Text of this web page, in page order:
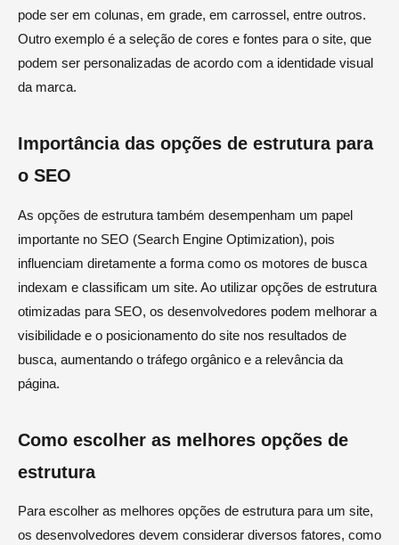
pode ser em colunas, em grade, em carrossel, entre outros.
Outro exemplo é a seleção de cores e fontes para o site, que
podem ser personalizadas de acordo com a identidade visual
da marca.
Importância das opções de estrutura para
o SEO
As opções de estrutura também desempenham um papel
importante no SEO (Search Engine Optimization), pois
influenciam diretamente a forma como os motores de busca
indexam e classificam um site. Ao utilizar opções de estrutura
otimizadas para SEO, os desenvolvedores podem melhorar a
visibilidade e o posicionamento do site nos resultados de
busca, aumentando o tráfego orgânico e a relevância da
página.
Como escolher as melhores opções de
estrutura
Para escolher as melhores opções de estrutura para um site,
os desenvolvedores devem considerar diversos fatores, como